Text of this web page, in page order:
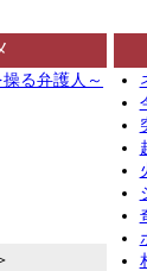
る弁護人～